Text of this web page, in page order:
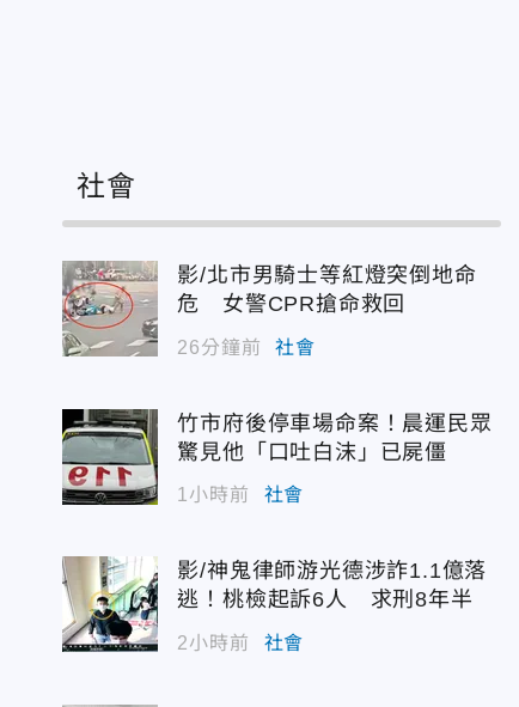
社會
影/北市男騎士等紅燈突倒地命
危 女警CPR搶命救回
26分鐘前 社會
竹市府後停車場命案！晨運民眾
驚見他「口吐白沫」已屍僵
1小時前 社會
影/神鬼律師游光德涉詐1.1億落
逃！桃檢起訴6人 求刑8年半
2小時前 社會